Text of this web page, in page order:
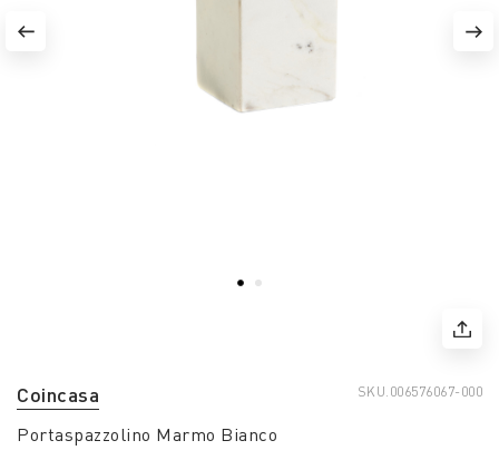
Coincasa SKU. 006576067-000
Portaspazzolino Marmo Bianco